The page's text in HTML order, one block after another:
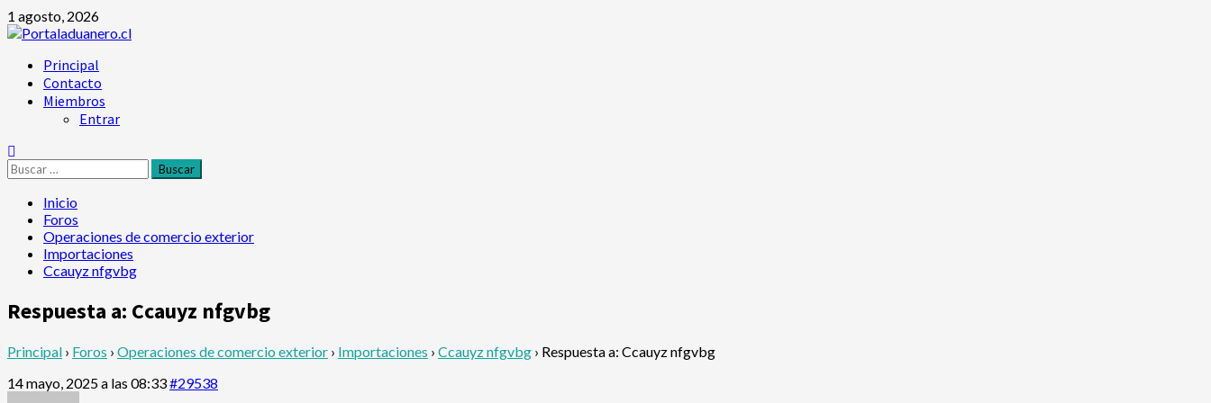
Saltar
al
1 agosto, 2026
Menú
principal
Principal
Contacto
Miembros
Entrar
Buscar:
Inicio
Foros
Operaciones de comercio exterior
Importaciones
Ccauyz nfgvbg
Respuesta a: Ccauyz nfgvbg
Principal › Foros › Operaciones de comercio exterior › Importaciones › Ccauyz nfgvbg › Respuesta a: Ccauyz nfgvbg
14 mayo, 2025 a las 08:33#29538